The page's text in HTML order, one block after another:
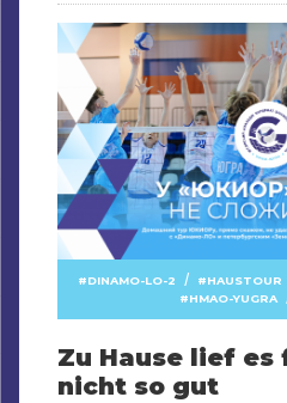
DINAMO-LO-2 / HAUSTOUR
HMAO-YUGRA
Zu Hause lief es
nicht so gut